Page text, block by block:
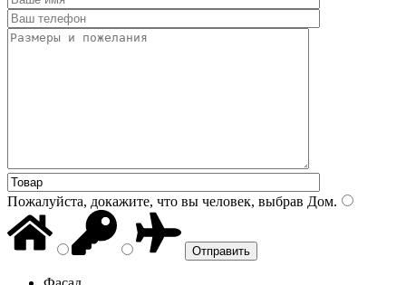
Пожалуйста, докажите, что вы человек, выбрав Дом.